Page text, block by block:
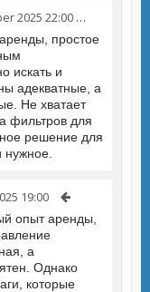
2025 22:00
простое
искать и
адекватные, а
Не хватает
фильтров для
решение для
нужное.
19:00
опыт аренды,
а
Однако
которые